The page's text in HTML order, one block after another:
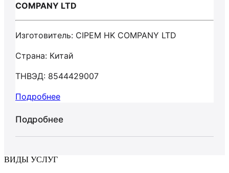
COMPANY LTD
Изготовитель: CIPEM HK COMPANY LTD
Страна: Китай
ТНВЭД: 8544429007
Подробнее
Подробнее
ВИДЫ УСЛУГ